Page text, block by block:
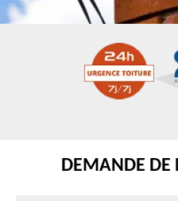
DEMANDE DE